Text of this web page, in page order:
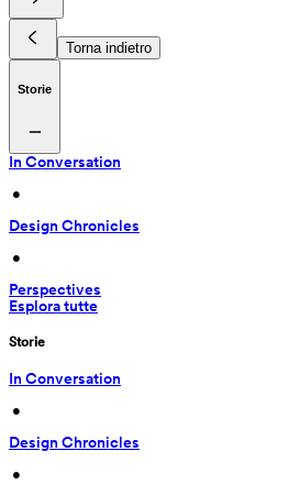
Torna indietro
Storie
In Conversation
•
Design Chronicles
•
Perspectives
Esplora tutte
Storie
In Conversation
•
Design Chronicles
•